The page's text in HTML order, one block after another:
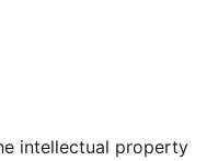
YouTube
conta no Tumblr
intellectual property